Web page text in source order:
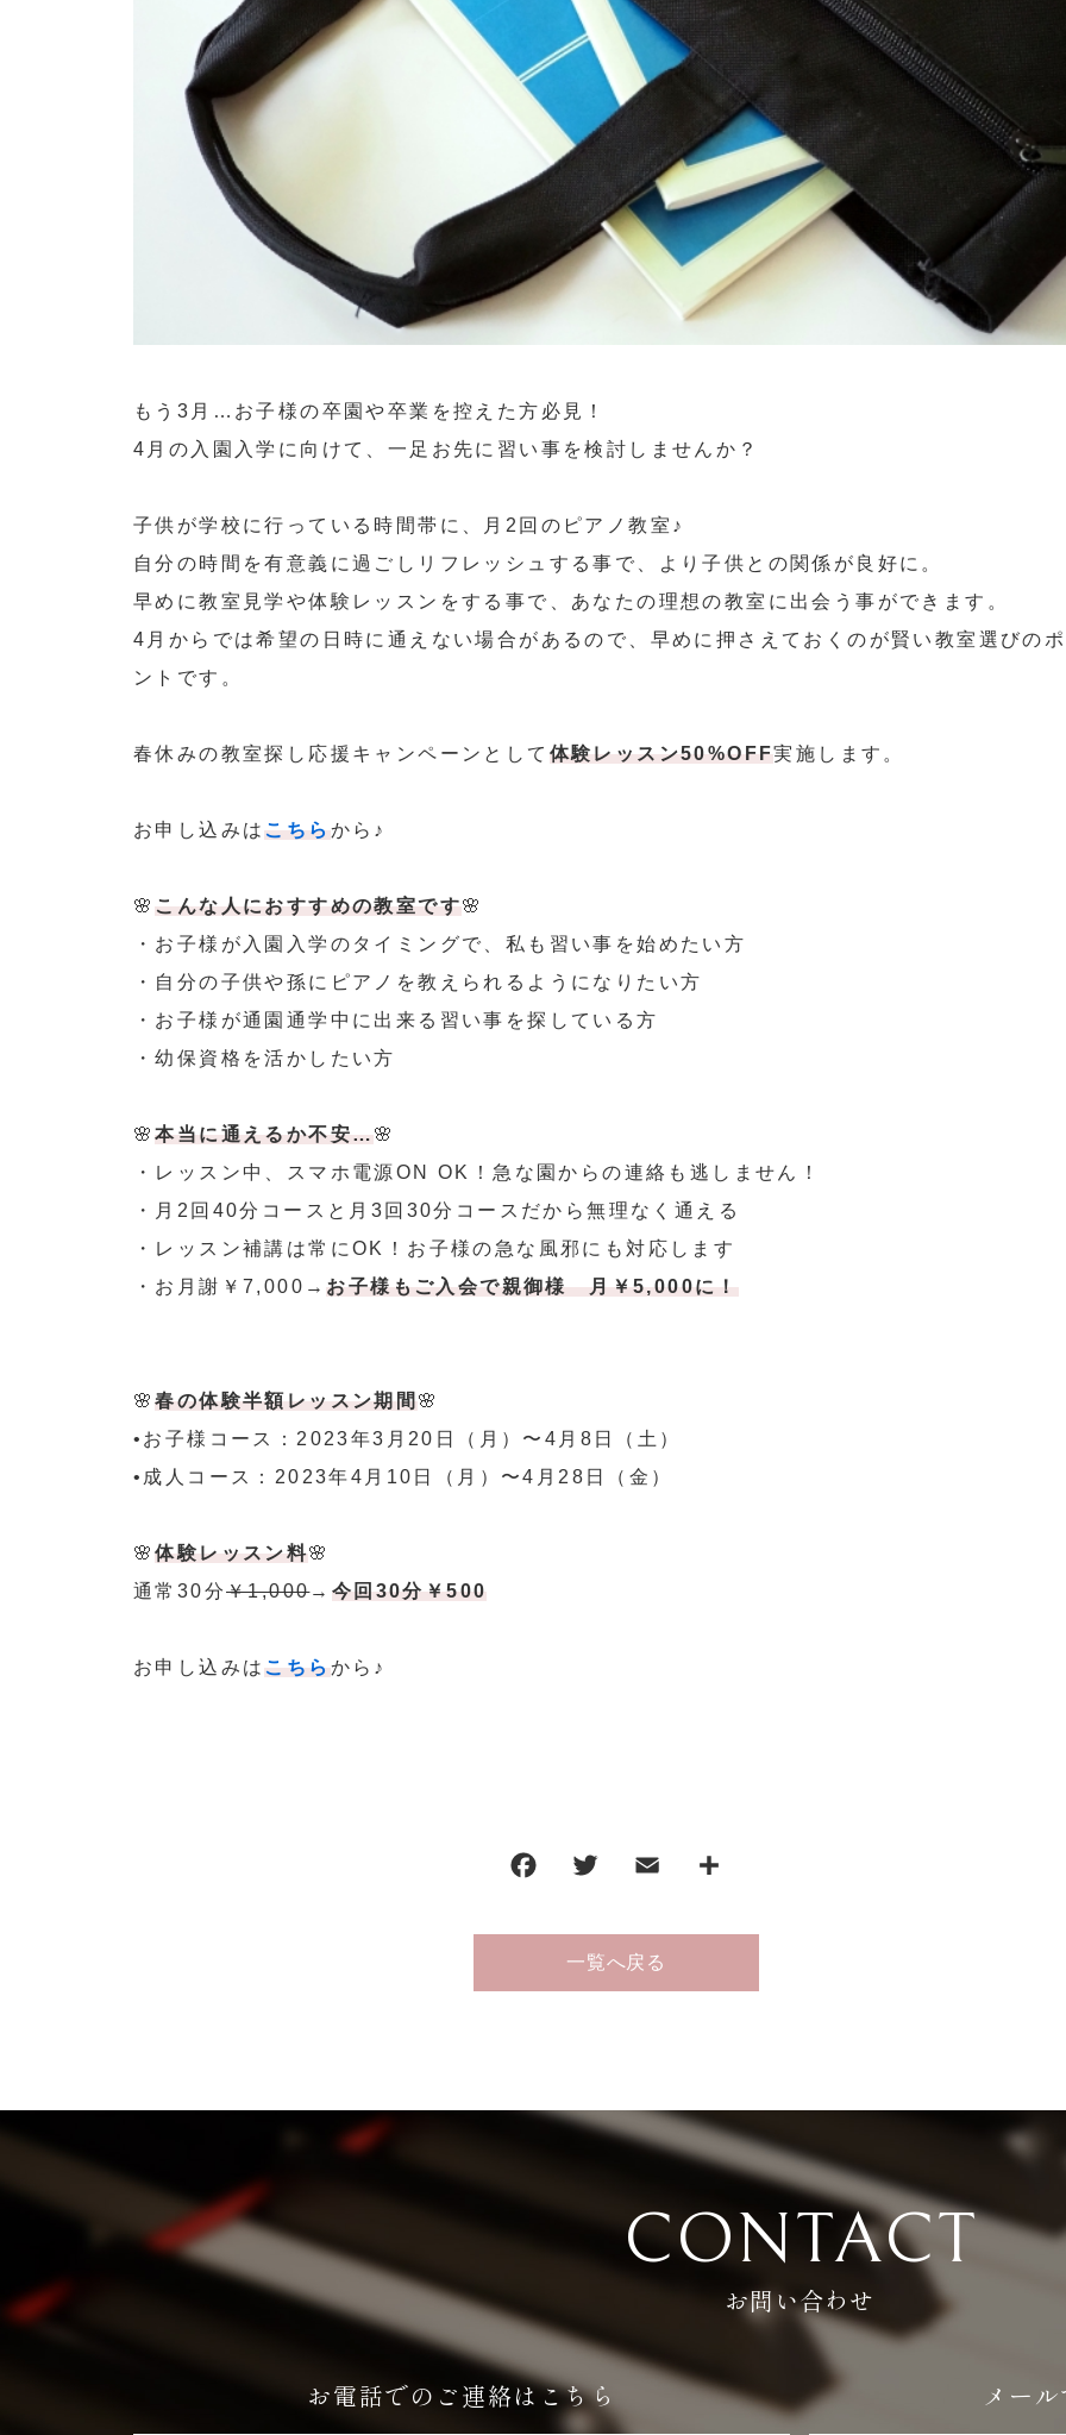
もう3月…お子様の卒園や卒業を控えた方必見！
4月の入園入学に向けて、一足お先に習い事を検討しませんか？
子供が学校に行っている時間帯に、月2回のピアノ教室♪
自分の時間を有意義に過ごしリフレッシュする事で、より子供との関係が良好に。
早めに教室見学や体験レッスンをする事で、あなたの理想の教室に出会う事ができます。
4月からでは希望の日時に通えない場合があるので、早めに押さえておくのが賢い教室選びのポ
ントです。
春休みの教室探し応援キャンペーンとして 体験レッスン50%OFF実施します。
お申し込みはこちらから♪
🌸こんな人におすすめの教室です🌸
・お子様が入園入学のタイミングで、私も習い事を始めたい方
・自分の子供や孫にピアノを教えられるようになりたい方
・お子様が通園通学中に出来る習い事を探している方
・幼保資格を活かしたい方
🌸本当に通えるか不安…🌸
・レッスン中、スマホ電源ON OK！急な園からの連絡も逃しません！
・月2回40分コースと月3回30分コースだから無理なく通える
・レッスン補講は常にOK！お子様の急な風邪にも対応します
・お月謝￥7,000→お子様もご入会で親御様 月￥5,000に！
🌸春の体験半額レッスン期間🌸
•お子様コース：2023年3月20日（月）〜4月8日（土）
•成人コース：2023年4月10日（月）〜4月28日（金）
🌸体験レッスン料🌸
通常30分￥1,000→ 今回30分￥500
お申し込みはこちらから♪
一覧へ戻る
CONTACT
お問い合わせ
お電話でのご連絡はこちら メー